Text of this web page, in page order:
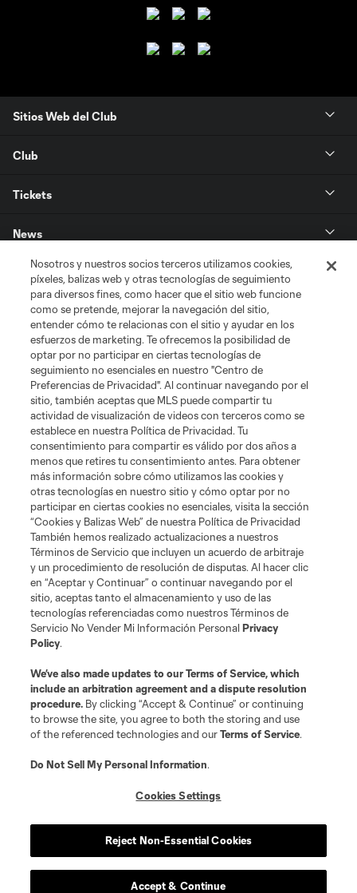
Sitios Web del Club
Club
Tickets
News
MLSSOCCER.COM
Terminos de servicio
Politica de privacidad
Do Not Sell or Share My Personal Information
Cookies Settings
©2026 MLS. The Major League Soccer and MLS name and shield are
registered trademarks of Major League Soccer, L.L.C. (“MLS”). The names
and logos of MLS teams are registered and/or common law trademarks of
MLS or are used with the permission of their owners. Any unauthorized use
is forbidden.
Nosotros y nuestros socios terceros utilizamos cookies,
píxeles, balizas web y otras tecnologías de seguimiento
para diversos fines, como hacer que el sitio web funcione
como se pretende, mejorar la navegación del sitio,
entender cómo te relacionas con el sitio y ayudar en los
esfuerzos de marketing. Te ofrecemos la posibilidad de
optar por no participar en ciertas tecnologías de
seguimiento no esenciales en nuestro "Centro de
Preferencias de Privacidad". Al continuar navegando por el
sitio, también aceptas que MLS puede compartir tu
actividad de visualización de videos con terceros como se
establece en nuestra Política de Privacidad. Tu
consentimiento para compartir es válido por dos años a
menos que retires tu consentimiento antes. Para obtener
más información sobre cómo utilizamos las cookies y
otras tecnologías en nuestro sitio y cómo optar por no
participar en ciertas cookies no esenciales, visita la sección
“Cookies y Balizas Web” de nuestra Política de Privacidad
También hemos realizado actualizaciones a nuestros
Términos de Servicio que incluyen un acuerdo de arbitraje
y un procedimiento de resolución de disputas. Al hacer clic
en “Aceptar y Continuar” o continuar navegando por el
sitio, aceptas tanto el almacenamiento y uso de las
tecnologías referenciadas como nuestros Términos de
Servicio No Vender Mi Información PersonalPrivacy
Policy.
We’ve also made updates to ourTerms of Service, which
include an arbitration agreement and a dispute resolution
procedure. By clicking “Accept & Continue” or continuing
to browse the site, you agree to both the storing and use
of the referenced technologies and ourTerms of Service.
Do Not Sell My Personal Information.
Cookies Settings
Reject Non-Essential Cookies
Accept & Continue